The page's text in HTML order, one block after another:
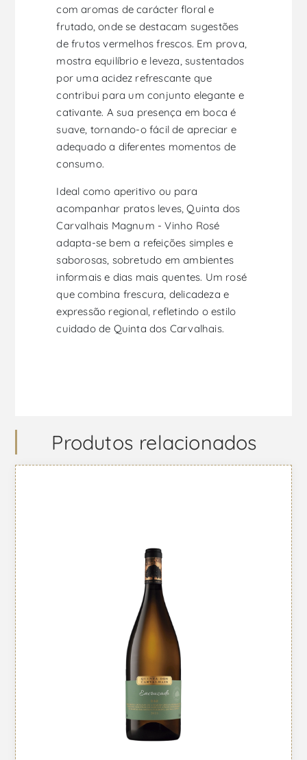
com aromas de carácter floral e
frutado, onde se destacam sugestões
de frutos vermelhos frescos. Em prova,
mostra equilíbrio e leveza, sustentados
por uma acidez refrescante que
contribui para um conjunto elegante e
cativante. A sua presença em boca é
suave, tornando-o fácil de apreciar e
adequado a diferentes momentos de
consumo.
Ideal como aperitivo ou para
acompanhar pratos leves, Quinta dos
Carvalhais Magnum - Vinho Rosé
adapta-se bem a refeições simples e
saborosas, sobretudo em ambientes
informais e dias mais quentes. Um rosé
que combina frescura, delicadeza e
expressão regional, refletindo o estilo
cuidado de Quinta dos Carvalhais.
Produtos relacionados